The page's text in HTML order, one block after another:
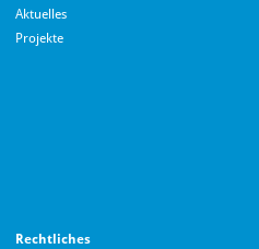
Aktuelles
Projekte
Rechtliches